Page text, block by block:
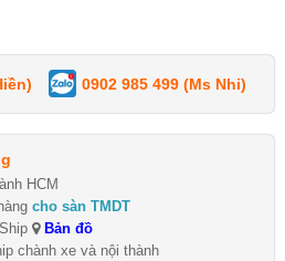
0902 985 499 (Ms Nhi)
HCM
cho sàn TMDT
Bản đồ
chành xe và nội thành